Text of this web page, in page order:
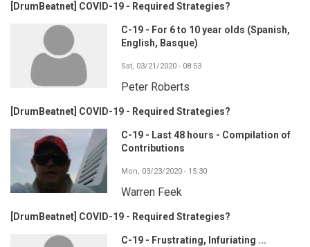
[DrumBeatnet] COVID-19 - Required Strategies?
C-19 - For 6 to 10 year olds (Spanish,
English, Basque)
Sat, 03/21/2020 - 08:53
Peter Roberts
[DrumBeatnet] COVID-19 - Required Strategies?
C-19 - Last 48 hours - Compilation of
Contributions
Mon, 03/23/2020 - 15:30
Warren Feek
[DrumBeatnet] COVID-19 - Required Strategies?
C-19 - Frustrating, Infuriating ...